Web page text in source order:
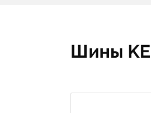
Шины